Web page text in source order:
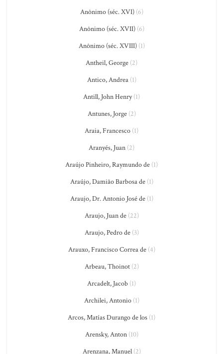
Anônimo (séc. XVI)(6)
Anônimo (séc. XVII)(6)
Anônimo (séc. XVIII)(1)
Antheil, George (2)
Antico, Andrea(1)
Antill, John Henry(1)
Antunes, Jorge(2)
Araia, Francesco (1)
Aranyés, Juan (2)
Araújo Pinheiro, Raymundo de (1)
Araújo, Damião Barbosa de(1)
Araujo, Dr. Antonio José de(1)
Araujo, Juan de(22)
Araujo, Pedro de(3)
Arauxo, Francisco Correa de(4)
Arbeau, Thoinot(2)
Arcadelt, Jacob (1)
Archilei, Antonio(1)
Arcos, Matías Durango de los (1)
Arensky, Anton(10)
Arenzana, Manuel(2)